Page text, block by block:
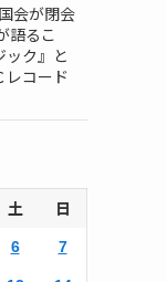
会が閉会
語るこ
ック』と
コード
土 日
6 7